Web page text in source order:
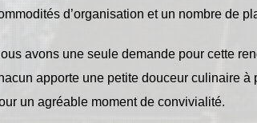
d’organisation et un nombre de
avons une seule demande pour cette
apporte une petite douceur culinaire à
un agréable moment de convivialité.